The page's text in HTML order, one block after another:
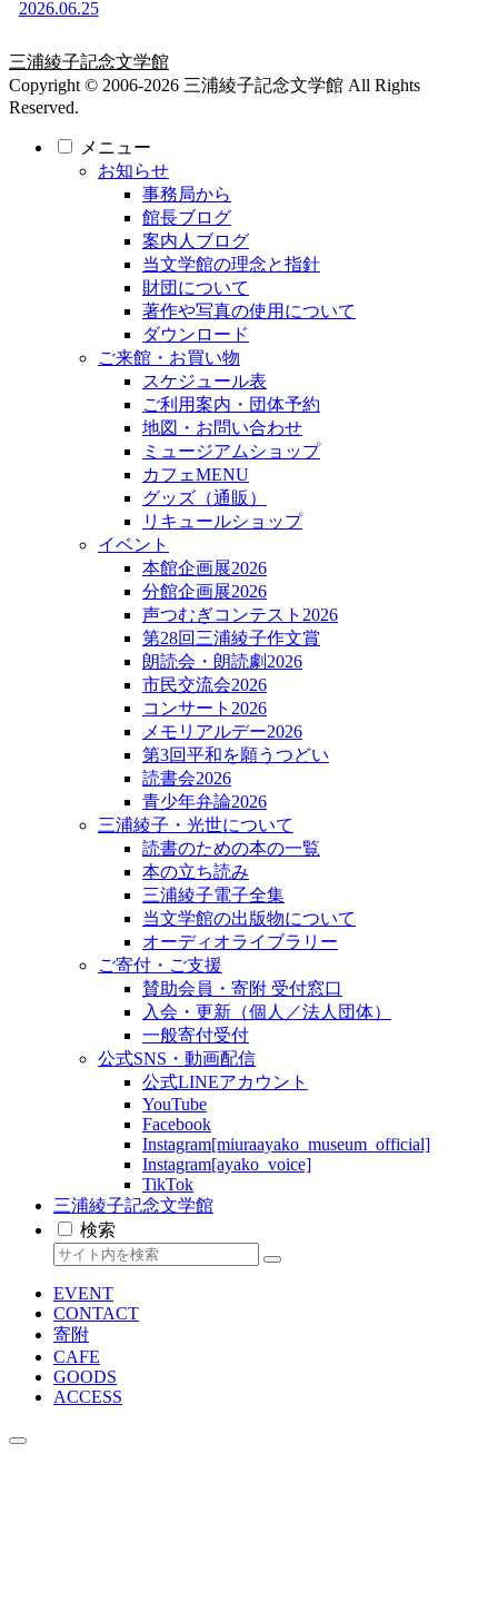
2026.06.25
三浦綾子記念文学館
Copyright © 2006-2026 三浦綾子記念文学館 All Rights
Reserved.
メニュー
お知らせ
事務局から
館長ブログ
案内人ブログ
当文学館の理念と指針
財団について
著作や写真の使用について
ダウンロード
ご来館・お買い物
スケジュール表
ご利用案内・団体予約
地図・お問い合わせ
ミュージアムショップ
カフェMENU
グッズ（通販）
リキュールショップ
イベント
本館企画展2026
分館企画展2026
声つむぎコンテスト2026
第28回三浦綾子作文賞
朗読会・朗読劇2026
市民交流会2026
コンサート2026
メモリアルデー2026
第3回平和を願うつどい
読書会2026
青少年弁論2026
三浦綾子・光世について
読書のための本の一覧
本の立ち読み
三浦綾子電子全集
当文学館の出版物について
オーディオライブラリー
ご寄付・ご支援
賛助会員・寄附 受付窓口
入会・更新（個人／法人団体）
一般寄付受付
公式SNS・動画配信
公式LINEアカウント
YouTube
Facebook
Instagram[miuraayako_museum_official]
Instagram[ayako_voice]
TikTok
三浦綾子記念文学館
検索
EVENT
CONTACT
寄附
CAFE
GOODS
ACCESS